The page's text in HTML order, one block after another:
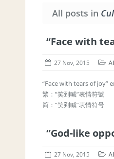
All posts in
“Face with
27 Nov, 2015
“Face with tears of joy”
繁：”笑到喊”表情符號
简：”笑到喊”表情符号
“God-like
27 Nov, 2015